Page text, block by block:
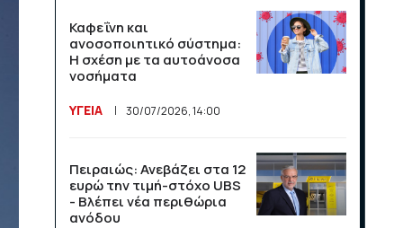
Καφεΐνη και
ανοσοποιητικό σύστημα:
Η σχέση με τα αυτοάνοσα
νοσήματα
ΥΓΕΙΑ 30/07/2026, 14:00
Πειραιώς: Ανεβάζει στα 12
ευρώ την τιμή-στόχο UBS
- Βλέπει νέα περιθώρια
ανόδου